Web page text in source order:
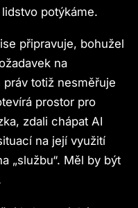
potýkáme.
připravuje, bohužel
na
totiž nesměřuje
prostor pro
zdali chápat AI
na její využití
„službu“. Měl by být